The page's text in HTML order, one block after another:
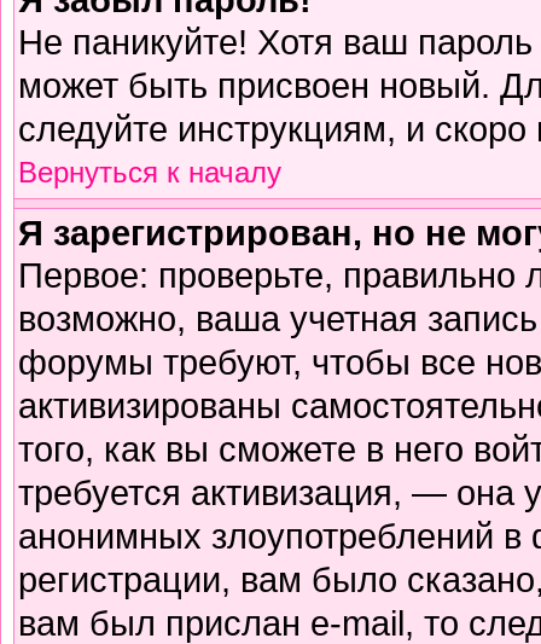
Не паникуйте! Хотя ваш
может быть присвоен новый.
следуйте инструкциям, и
Вернуться к началу
Я зарегистрирован, но не
Первое: проверьте,
возможно, ваша учетная
форумы требуют, чтобы все
активизированы
того, как вы сможете в него
требуется активизация, — она
анонимных злоупотреблений
регистрации, вам было
вам был прислан e-mail, то